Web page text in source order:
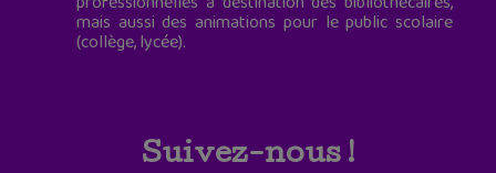
mais aussi des animations pour le public scolaire
(collège, lycée).
Suivez-nous !